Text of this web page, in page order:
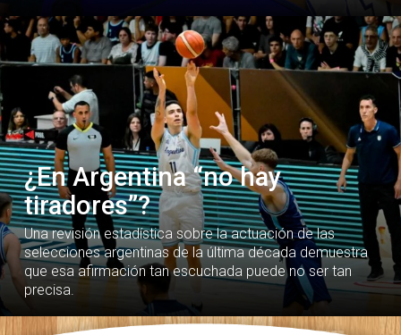
¿En Argentina “no hay
tiradores”?
Una revisión estadística sobre la actuación de las
selecciones argentinas de la última década demuestra
que esa afirmación tan escuchada puede no ser tan
precisa.